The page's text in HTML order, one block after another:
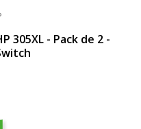
305XL - Pack de 2 -